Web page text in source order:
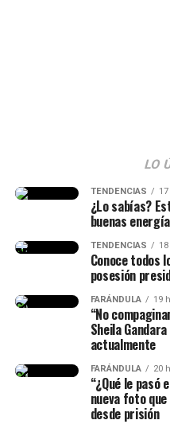
— Abelardo
August 5,
líquidos”,
Finalmente, las
viralizarse, y las
realidad que viven
@isalavenezolanaate
dar vida es renacer, míralo
para hacerlo bien, o mejor
♬ original
ISABELLA
LO
TENDENCIAS
¿Lo sabías?
buenas
TENDENCIAS
Conoce todos
posesión
FARÁNDULA 19
“No
Sheila
actualmente
FARÁNDULA 20
“¿Qué le pasó
nueva foto
desde prisión